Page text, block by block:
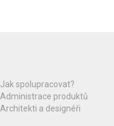
Jak spolupracovat?
Administrace produktů
Architekti a designéři